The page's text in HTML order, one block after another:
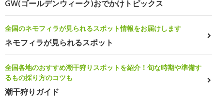
GW(ゴールデンウィーク)おでかけトピックス
全国のネモフィラが見られるスポット情報をお届けします
ネモフィラが見られるスポット
全国各地のおすすめ潮干狩りスポットを紹介！旬な時期や準備す
るもの採り方のコツも
潮干狩りガイド